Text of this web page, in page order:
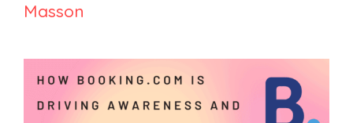
Masson